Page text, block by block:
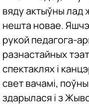
вяду актыўны
нешта новае.
рукой педагога-
разнастайных
спектаклях і
свет вачамі,
здарылася і з